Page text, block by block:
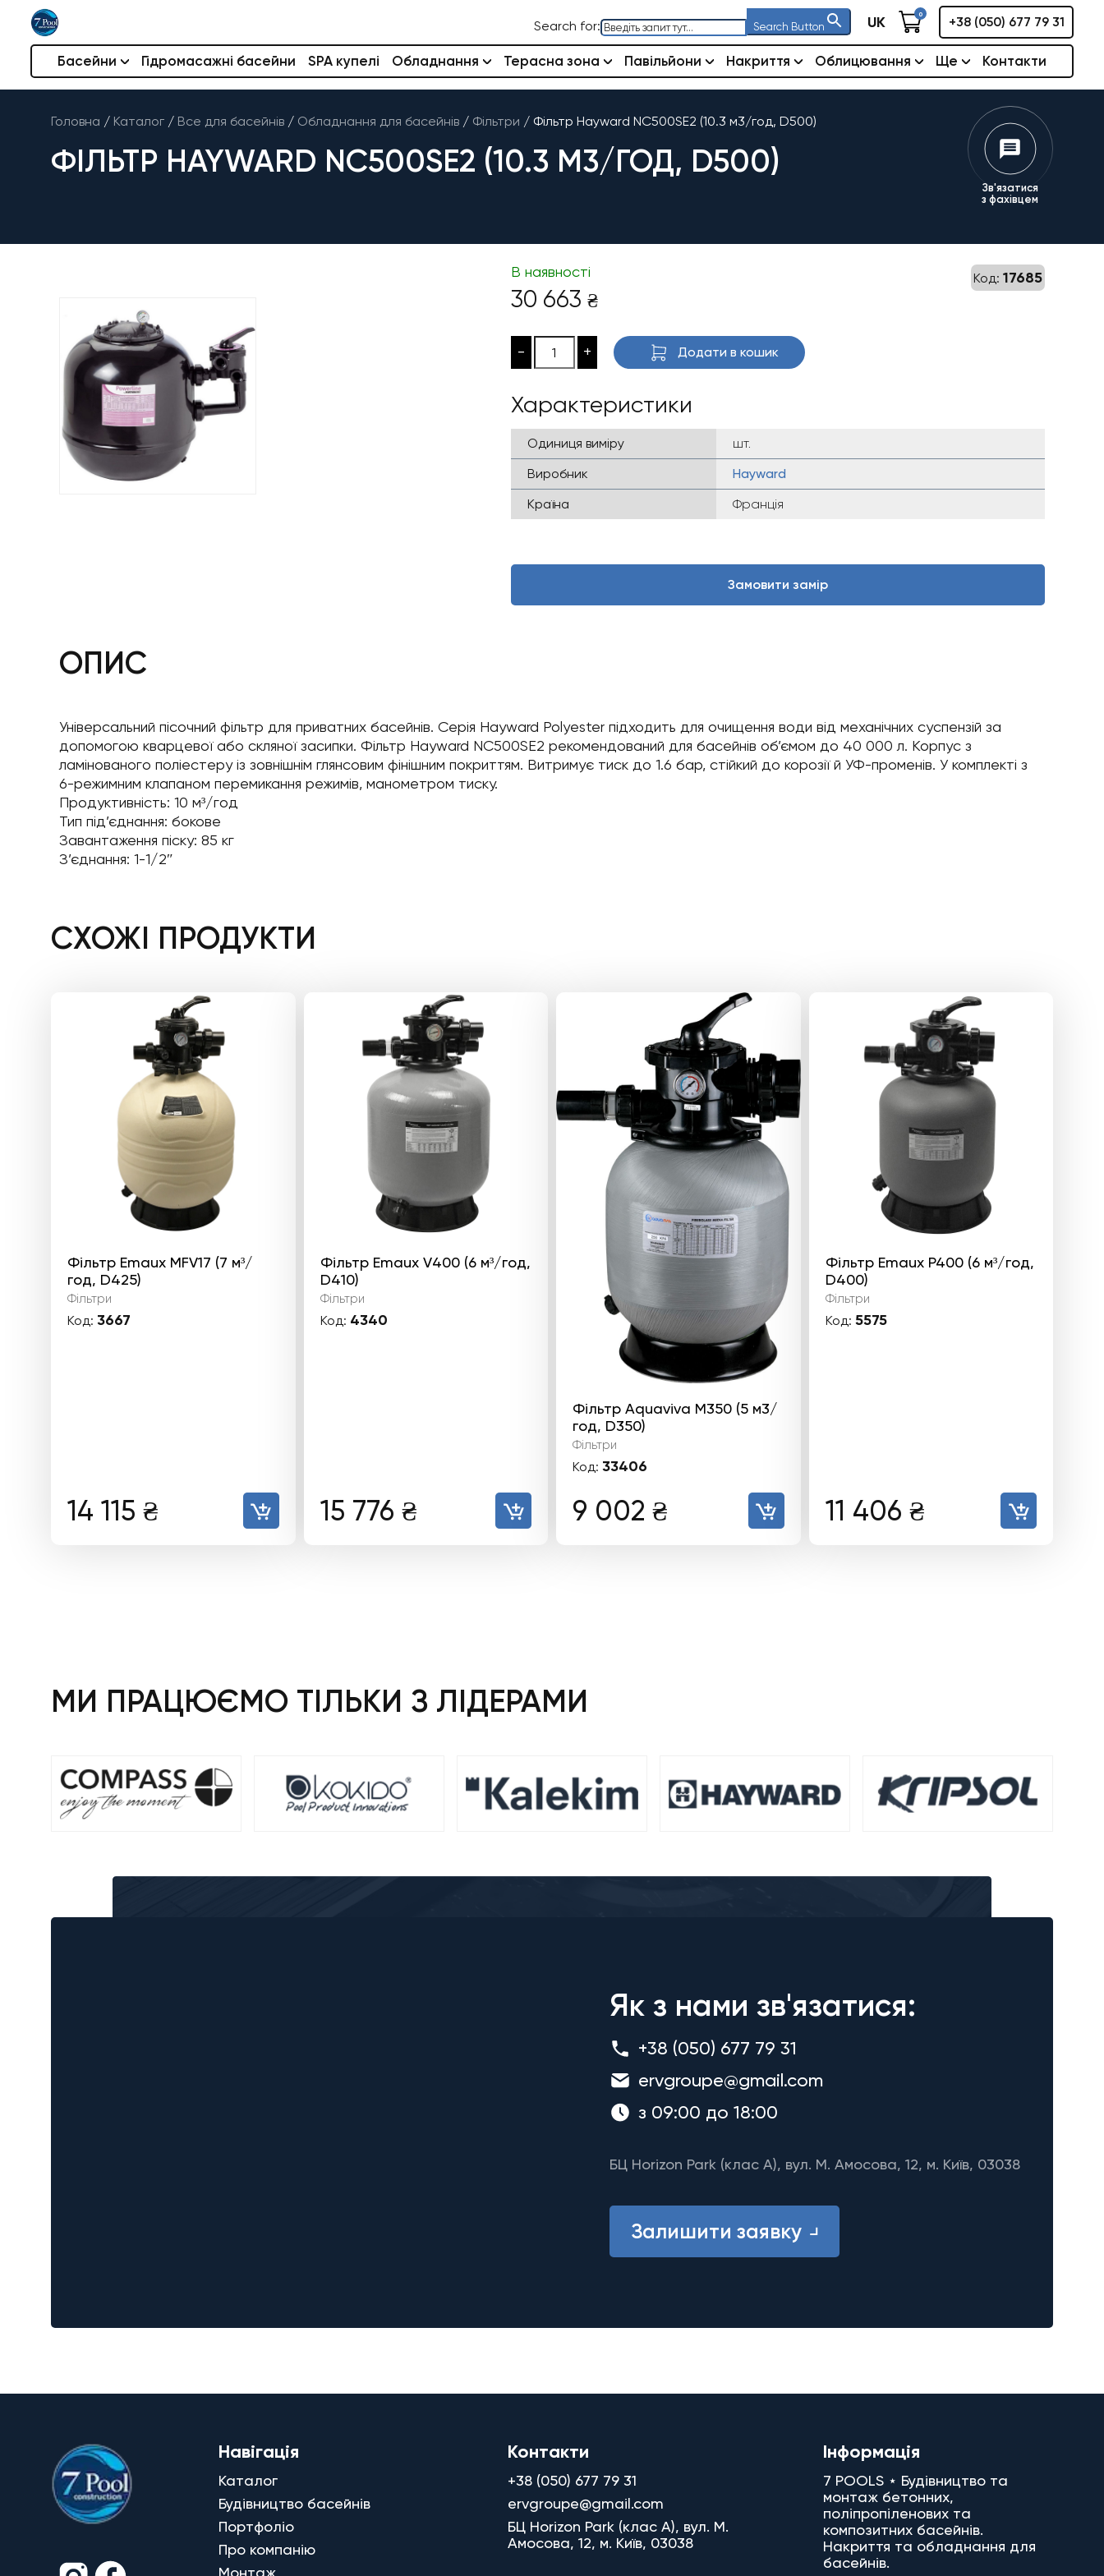
Search for: Search Button UK 0
+38 (050) 677 79 31
Басейни Гідромасажні басейни SPA купелі Обладнання Терасна зона Павільйони Накриття Облицювання Ще Контакти
Головна / Каталог / Все для басейнів / Обладнання для басейнів / Фільтри / Фільтр Hayward NC500SE2 (10.3 м3/год, D500)
ФІЛЬТР HAYWARD NC500SE2 (10.3 М3/ГОД, D500)
Зв'язатися
з фахівцем
Код: 17685
В наявності
30 663 ₴
- + Додати в кошик
Характеристики
Одиниця виміру
шт.
Виробник
Hayward
Країна
Франція
Замовити замір
ОПИС
Універсальний пісочний фільтр для приватних басейнів. Серія Hayward Polyester підходить для очищення води від механічних суспензій за
допомогою кварцевої або скляної засипки. Фільтр Hayward NC500SE2 рекомендований для басейнів об’ємом до 40 000 л. Корпус з
ламінованого поліестеру із зовнішнім глянсовим фінішним покриттям. Витримує тиск до 1.6 бар, стійкий до корозії й УФ-променів. У комплекті з
6-режимним клапаном перемикання режимів, манометром тиску.
Продуктивність: 10 м³/год
Тип під’єднання: бокове
Завантаження піску: 85 кг
З’єднання: 1-1/2″
СХОЖІ ПРОДУКТИ
Фільтр Emaux MFV17 (7 м³/
год, D425)
Фільтри
Код: 3667
14 115 ₴
Фільтр Emaux V400 (6 м³/год,
D410)
Фільтри
Код: 4340
15 776 ₴
Фільтр Aquaviva M350 (5 м3/
год, D350)
Фільтри
Код: 33406
9 002 ₴
Фільтр Emaux P400 (6 м³/год,
D400)
Фільтри
Код: 5575
11 406 ₴
МИ ПРАЦЮЄМО ТІЛЬКИ З ЛІДЕРАМИ
Як з нами зв'язатися:
+38 (050) 677 79 31
ervgroupe@gmail.com
з 09:00 до 18:00
БЦ Horizon Park (клас A), вул. М. Амосова, 12, м. Київ, 03038
Залишити заявку
Навігація
Каталог
Будівництво басейнів
Портфоліо
Про компанію
Монтаж
Контакти
+38 (050) 677 79 31
ervgroupe@gmail.com
БЦ Horizon Park (клас A), вул. М.
Амосова, 12, м. Київ, 03038
Інформація
7 POOLS ⋆ Будівництво та
монтаж бетонних,
поліпропіленових та
композитних басейнів.
Накриття та обладнання для
басейнів.